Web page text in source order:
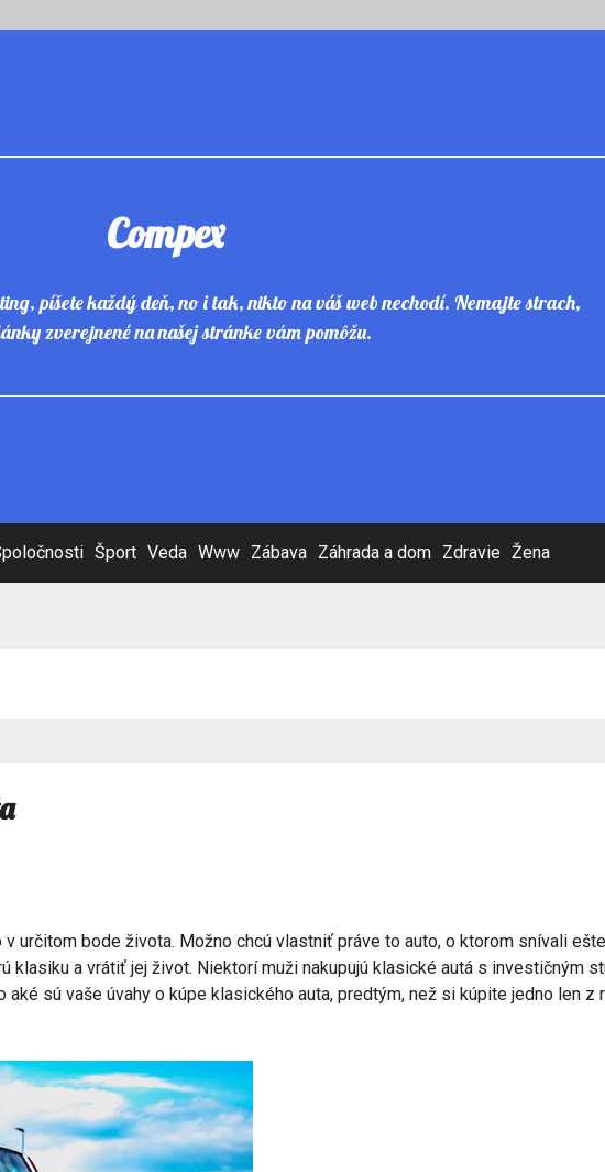
Compex
píšete každý deň, no i tak, nikto na váš web nechodí. Nemajte strach,
zverejnené na našej stránke vám pomôžu.
Šport Veda Www Zábava Záhrada a dom Zdravie Žena
určitom bode života. Možno chcú vlastniť práve to auto, o ktorom snívali
a vrátiť jej život. Niektorí muži nakupujú klasické autá s investičným
sú vaše úvahy o kúpe klasického auta, predtým, než si kúpite jedno len z